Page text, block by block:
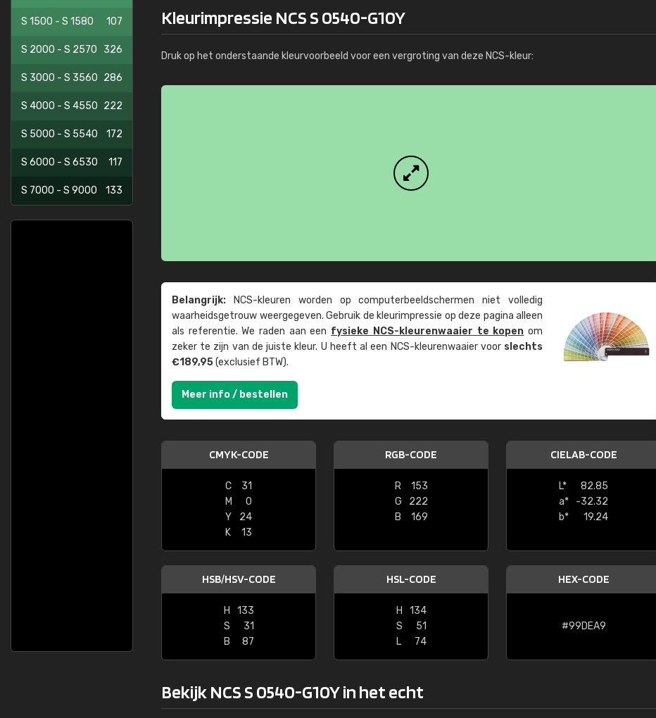
S 1500 - S 1580 107
S 2000 - S 2570 326
S 3000 - S 3560 286
S 4000 - S 4550 222
S 5000 - S 5540 172
S 6000 - S 6530 117
S 7000 - S 9000 133
Kleurimpressie NCS S 0540-G10Y
Druk op het onderstaande kleurvoorbeeld voor een vergroting van deze NCS-kleur:
Belangrijk: NCS-kleuren worden op computer­beeld­schermen niet volledig
waarheids­­getrouw weer­gegeven. Gebruik de kleur­impressie op deze pagina alleen
als referentie. We raden aan een fysieke NCS-kleuren­waaier te kopen om
zeker te zijn van de juiste kleur. U heeft al een NCS-kleuren­waaier voor slechts
€189,95(exclusief BTW).
Meer info / bestellen
CMYK-CODE
C
31
M
0
Y
24
K
13
RGB-CODE
R
153
G
222
B
169
CIELAB-CODE
L*
82.85
a*
-32.32
b*
19.24
HSB/HSV-CODE
H
133
S
31
B
87
HSL-CODE
H
134
S
51
L
74
HEX-CODE
#99DEA9
Bekijk NCS S 0540-G10Y in het echt
"Super snelle service en zeer betaalbaar!"